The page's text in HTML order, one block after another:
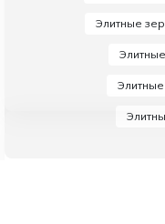
Элитные